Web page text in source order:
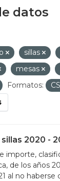
datos
sillas
mesas
Formatos:
2020 -
importe,
de los años
al no haberse